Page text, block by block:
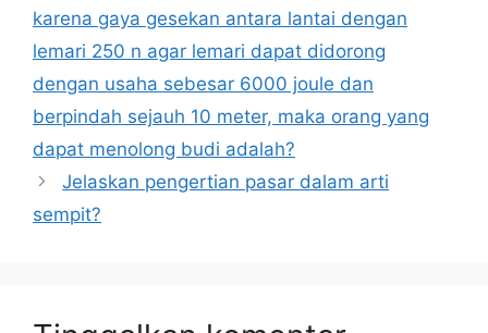
karena gaya gesekan antara lantai dengan
lemari 250 n agar lemari dapat didorong
dengan usaha sebesar 6000 joule dan
berpindah sejauh 10 meter, maka orang yang
dapat menolong budi adalah?
Jelaskan pengertian pasar dalam arti
sempit?